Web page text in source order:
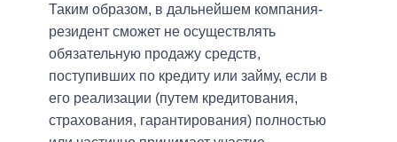
Таким образом, в дальнейшем компания-
резидент сможет не осуществлять
обязательную продажу средств,
поступивших по кредиту или займу, если в
его реализации (путем кредитования,
страхования, гарантирования) полностью